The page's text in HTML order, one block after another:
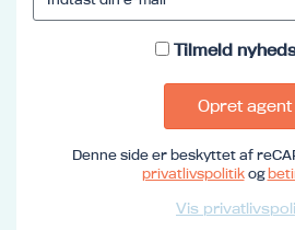
Tilmeld
Opret agent
Denne side er beskyttet af
privatlivspolitikog
Vis